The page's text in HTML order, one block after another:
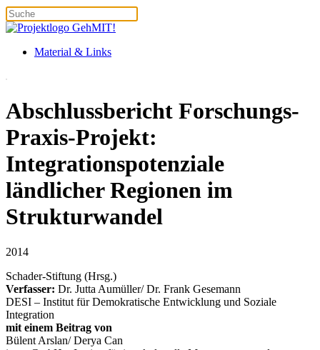
Material & Links
Abschlussbericht Forschungs-
Praxis-Projekt:
Integrationspotenziale
ländlicher Regionen im
Strukturwandel
2014
Schader-Stiftung (Hrsg.)
Verfasser: Dr. Jutta Aumüller/ Dr. Frank Gesemann
DESI – Institut für Demokratische Entwicklung und Soziale
Integration
mit einem Beitrag von
Bülent Arslan/ Derya Can